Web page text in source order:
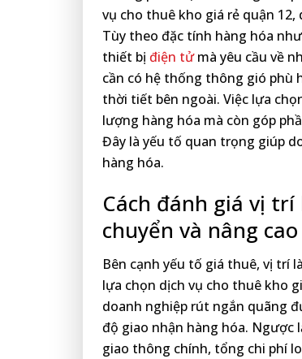
vụ cho thuê kho giá rẻ quận
Tùy theo đặc tính hàng hóa
thiết bị điện tửmà yêu cầu về
cần có hệ thống thông gió phù
thời tiết bên ngoài. Việc lựa
lượng hàng hóa mà còn góp
Đây là yếu tố quan trọng giúp
hàng hóa.
Cách đánh giá vị
chuyển và nâng
Bên cạnh yếu tố giá thuê, vị trí
lựa chọn dịch vụ cho thuê kho
doanh nghiệp rút ngắn quãng
độ giao nhận hàng hóa. Ngược
giao thông chính, tổng chi phí